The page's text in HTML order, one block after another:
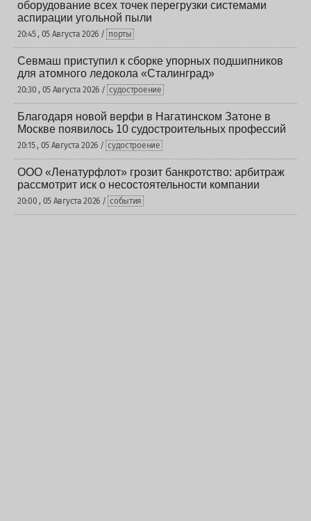
оборудование всех точек перегрузки системами
аспирации угольной пыли
20:45 , 05 Августа 2026 / порты
Севмаш приступил к сборке упорных подшипников
для атомного ледокола «Сталинград»
20:30 , 05 Августа 2026 / судостроение
Благодаря новой верфи в Нагатинском Затоне в
Москве появилось 10 судостроительных профессий
20:15 , 05 Августа 2026 / судостроение
ООО «Ленатурфлот» грозит банкротство: арбитраж
рассмотрит иск о несостоятельности компании
20:00 , 05 Августа 2026 / события